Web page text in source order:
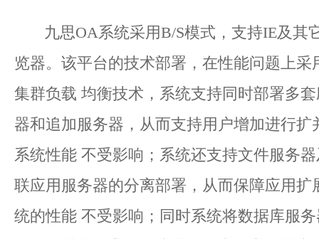
九思OA系统采用B/S模式，支持IE及其
览器。该平台的技术部署，在性能问题上采
集群负载 均衡技术，系统支持同时部署多
器和追加服务器，从而支持用户增加进行扩
系统性能 不受影响；系统还支持文件服务
联应用服务器的分离部署，从而保障应用扩
统的性能 不受影响；同时系统将数据库服